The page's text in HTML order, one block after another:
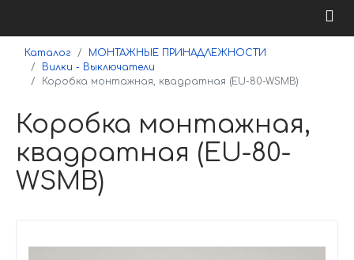
Каталог
МОНТАЖНЫЕ ПРИНАДЛЕЖНОСТИ
Вилки - Выключатели
Коробка монтажная, квадратная (EU-80-WSMB)
Коробка монтажная,
квадратная (EU-80-
WSMB)